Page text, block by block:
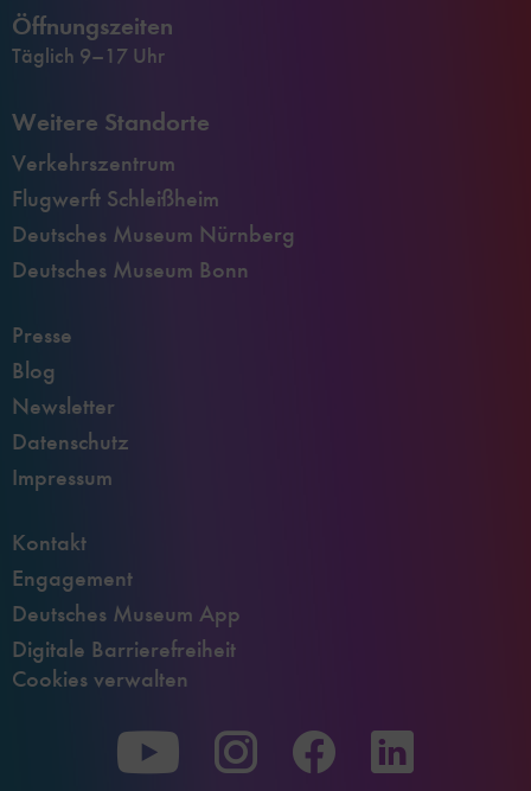
Öffnungszeiten
Täglich 9–17 Uhr
Weitere Standorte
Verkehrszentrum
Flugwerft Schleißheim
Deutsches Museum Nürnberg
Deutsches Museum Bonn
Presse
Blog
Newsletter
Datenschutz
Impressum
Kontakt
Engagement
Deutsches Museum App
Digitale Barrierefreiheit
Cookies verwalten
Zu
unserer
Zu
unserer
Zu
unserer